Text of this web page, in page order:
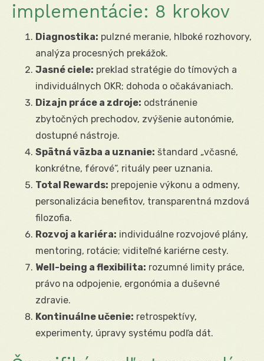
implementácie: 8 krokov
Diagnostika: pulzné meranie, hlboké rozhovory,
analýza procesných prekážok.
Jasné ciele: preklad stratégie do tímových a
individuálnych OKR; dohoda o očakávaniach.
Dizajn práce a zdroje: odstránenie
zbytočných prechodov, zvýšenie autonómie,
dostupné nástroje.
Spätná väzba a uznanie: štandard „včasné,
konkrétne, férové“, rituály peer uznania.
Total Rewards: prepojenie výkonu a odmeny,
personalizácia benefitov, transparentná mzdová
filozofia.
Rozvoj a kariéra: individuálne rozvojové plány,
mentoring, rotácie; viditeľné kariérne cesty.
Well-being a flexibilita: rozumné limity práce,
právo na odpojenie, ergonómia a duševné
zdravie.
Kontinuálne učenie: retrospektívy,
experimenty, úpravy systému podľa dát.